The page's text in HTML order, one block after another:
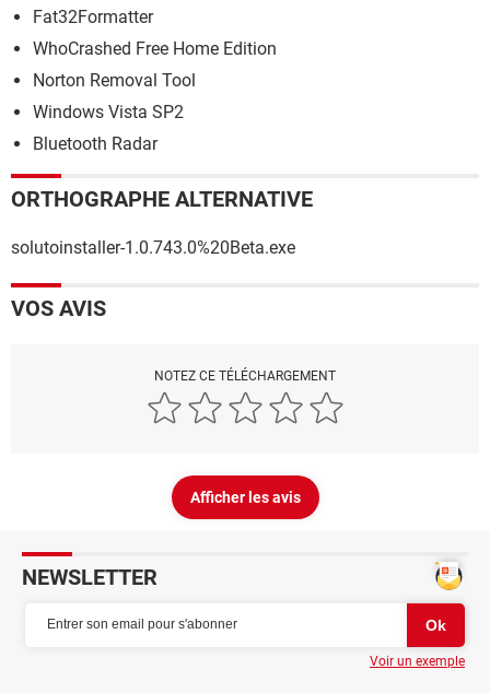
Fat32Formatter
WhoCrashed Free Home Edition
Norton Removal Tool
Windows Vista SP2
Bluetooth Radar
ORTHOGRAPHE ALTERNATIVE
solutoinstaller-1.0.743.0%20Beta.exe
VOS AVIS
NOTEZ CE TÉLÉCHARGEMENT
Afficher les avis
NEWSLETTER
Voir un exemple